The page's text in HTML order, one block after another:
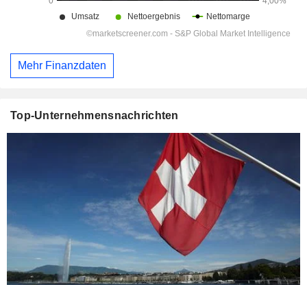
Mehr Finanzdaten
Top-Unternehmensnachrichten